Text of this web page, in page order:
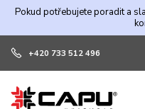
Pokud potřebujete poradit a
+420 733 512 496